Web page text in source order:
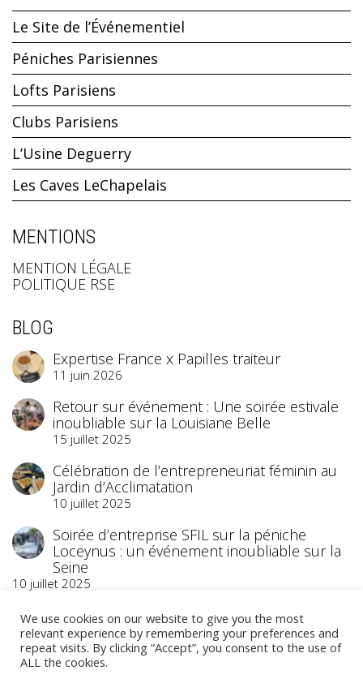
Le Site de l’Événementiel
Péniches Parisiennes
Lofts Parisiens
Clubs Parisiens
L’Usine Deguerry
Les Caves LeChapelais
MENTIONS
MENTION LÉGALE
POLITIQUE RSE
BLOG
Expertise France x Papilles traiteur
11 juin 2026
Retour sur événement : Une soirée estivale
inoubliable sur la Louisiane Belle
15 juillet 2025
Célébration de l’entrepreneuriat féminin au
Jardin d’Acclimatation
10 juillet 2025
Soirée d’entreprise SFIL sur la péniche
Loceynus : un événement inoubliable sur la
Seine
10 juillet 2025
We use cookies on our website to give you the most
relevant experience by remembering your preferences and
repeat visits. By clicking “Accept”, you consent to the use of
ALL the cookies.